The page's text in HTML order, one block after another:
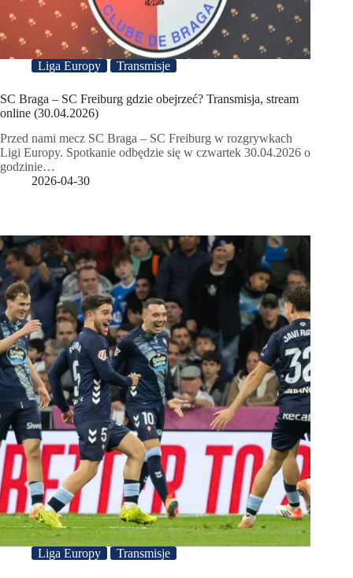
Liga Europy Transmisje
SC Braga – SC Freiburg gdzie obejrzeć? Transmisja, stream
online (30.04.2026)
Przed nami mecz SC Braga – SC Freiburg w rozgrywkach
Ligi Europy. Spotkanie odbędzie się w czwartek 30.04.2026 o
godzinie…
2026-04-30
Liga Europy Transmisje